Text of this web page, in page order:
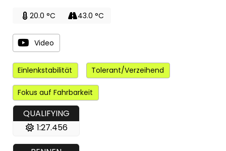
20.0 °C 43.0 °C
Video
Einlenkstabilität Tolerant/Verzeihend
Fokus auf Fahrbarkeit
QUALIFYING
1:27.456